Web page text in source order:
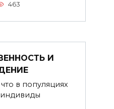
463
И
в популяциях